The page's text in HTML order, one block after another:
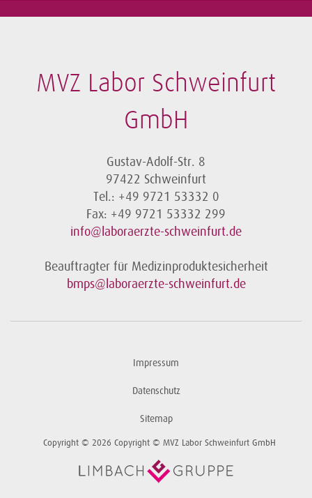
MVZ Labor Schweinfurt
GmbH
Gustav-Adolf-Str. 8
97422 Schweinfurt
Tel.: +49 9721 53332 0
Fax: +49 9721 53332 299
info@laboraerzte-schweinfurt.de
Beauftragter für Medizinproduktesicherheit
bmps@laboraerzte-schweinfurt.de
Impressum
Datenschutz
Sitemap
Copyright © 2026 Copyright © MVZ Labor Schweinfurt GmbH